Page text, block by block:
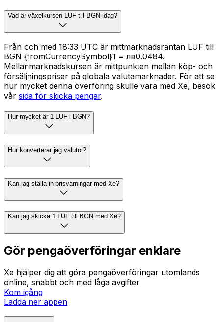
Vad är växelkursen LUF till BGN idag?
Från och med 18:33 UTC är mittmarknadsräntan LUF till
BGN {fromCurrencySymbol}1 = лв0.0484.
Mellanmarknadskursen är mittpunkten mellan köp- och
försäljningspriser på globala valutamarknader. För att se
hur mycket denna överföring skulle vara med Xe, besök
vår sida för skicka pengar.
Hur mycket är 1 LUF i BGN?
Hur konverterar jag valutor?
Kan jag ställa in prisvarningar med Xe?
Kan jag skicka 1 LUF till BGN med Xe?
Gör pengaöverföringar enklare
Xe hjälper dig att göra pengaöverföringar utomlands
online, snabbt och med låga avgifter
Kom igång
Ladda ner appen